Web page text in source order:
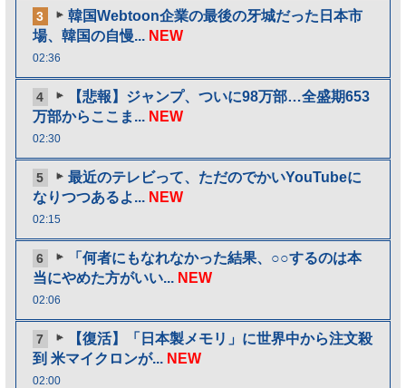
3
韓国Webtoon企業の最後の牙城だった日本市
場、韓国の自慢... NEW
02:36
4
【悲報】ジャンプ、ついに98万部…全盛期653
万部からここま... NEW
02:30
5
最近のテレビって、ただのでかいYouTubeに
なりつつあるよ... NEW
02:15
6
「何者にもなれなかった結果、○○するのは本
当にやめた方がいい... NEW
02:06
7
【復活】「日本製メモリ」に世界中から注文殺
到 米マイクロンが... NEW
02:00